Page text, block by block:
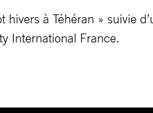
hivers à Téhéran » suivie
International France.